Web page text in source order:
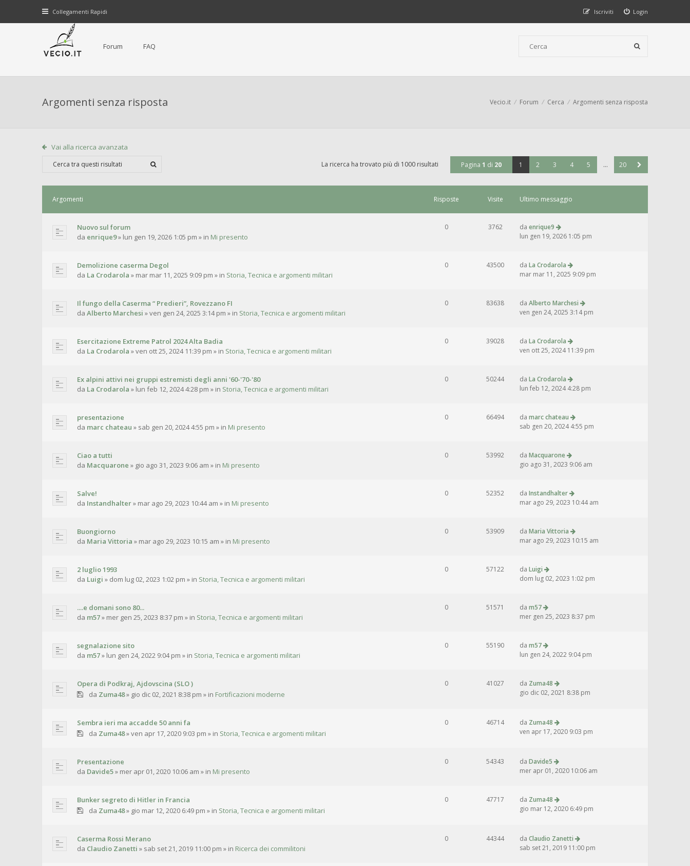
Collegamenti Rapidi Login
Iscriviti
Forum FAQ
Argomenti senza risposta Vecio.it Forum Cerca Argomenti senza risposta
Vai alla ricerca avanzata
La ricerca ha trovato più di 1000 risultati Pagina 1 di 20 1 2 3 4 5 … 20
Argomenti Risposte Visite Ultimo messaggio
Nuovo sul forum
da enrique9» lun gen 19, 2026 1:05 pm » in Mi presento
0 3762 da enrique9
lun gen 19, 2026 1:05 pm
Demolizione caserma Degol
da La Crodarola » mar mar 11, 2025 9:09 pm » in Storia, Tecnica e argomenti militari
0 43500 da La Crodarola
mar mar 11, 2025 9:09 pm
Il fungo della Caserma “ Predieri”, Rovezzano FI
da Alberto Marchesi »ven gen 24, 2025 3:14 pm » in Storia, Tecnica e argomenti militari
0 83638 da Alberto Marchesi
ven gen 24, 2025 3:14 pm
Esercitazione Extreme Patrol 2024 Alta Badia
da La Crodarola »ven ott 25, 2024 11:39 pm » in Storia, Tecnica e argomenti militari
0 39028 da La Crodarola
ven ott 25, 2024 11:39 pm
Ex alpini attivi nei gruppi estremisti degli anni '60-'70-'80
da La Crodarola » lun feb 12, 2024 4:28 pm » in Storia, Tecnica e argomenti militari
0 50244 da La Crodarola
lun feb 12, 2024 4:28 pm
presentazione
da marc chateau » sab gen 20, 2024 4:55 pm » in Mi presento
0 66494 da marc chateau
sab gen 20, 2024 4:55 pm
Ciao a tutti
da Macquarone » gio ago 31, 2023 9:06 am » in Mi presento
0 53992 da Macquarone
gio ago 31, 2023 9:06 am
Salve!
da Instandhalter» mar ago 29, 2023 10:44 am » in Mi presento
0 52352 da Instandhalter
mar ago 29, 2023 10:44 am
Buongiorno
da Maria Vittoria » mar ago 29, 2023 10:15 am » in Mi presento
0 53909 da Maria Vittoria
mar ago 29, 2023 10:15 am
2 luglio 1993
da Luigi » dom lug 02, 2023 1:02 pm » in Storia, Tecnica e argomenti militari
0 57122 da Luigi
dom lug 02, 2023 1:02 pm
....e domani sono 80...
da m57» mer gen 25, 2023 8:37 pm » in Storia, Tecnica e argomenti militari
0 51571 da m57
mer gen 25, 2023 8:37 pm
segnalazione sito
da m57» lun gen 24, 2022 9:04 pm » in Storia, Tecnica e argomenti militari
0 55190 da m57
lun gen 24, 2022 9:04 pm
Opera di Podkraj, Ajdovscina (SLO )
da Zuma48» gio dic 02, 2021 8:38 pm » in Fortificazioni moderne
0 41027 da Zuma48
gio dic 02, 2021 8:38 pm
Sembra ieri ma accadde 50 anni fa
da Zuma48»ven apr 17, 2020 9:03 pm » in Storia, Tecnica e argomenti militari
0 46714 da Zuma48
ven apr 17, 2020 9:03 pm
Presentazione
da Davide5» mer apr 01, 2020 10:06 am » in Mi presento
0 54343 da Davide5
mer apr 01, 2020 10:06 am
Bunker segreto di Hitler in Francia
da Zuma48» gio mar 12, 2020 6:49 pm » in Storia, Tecnica e argomenti militari
0 47717 da Zuma48
gio mar 12, 2020 6:49 pm
Caserma Rossi Merano
da Claudio Zanetti » sab set 21, 2019 11:00 pm » in Ricerca dei commilitoni
0 44344 da Claudio Zanetti
sab set 21, 2019 11:00 pm